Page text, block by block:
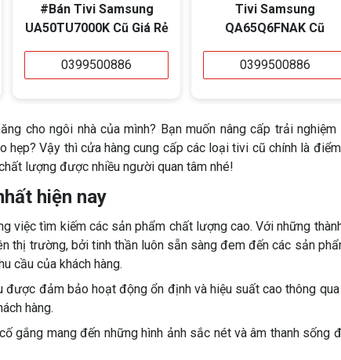
#Bán Tivi Samsung
UA50TU7000K Cũ Giá Rẻ
0399500886
Tivi Samsung
QA65Q6FNAK Cũ
0399500886
cho ngôi nhà của mình? Bạn muốn nâng cấp trải nghiệm
hẹp? Vậy thì cửa hàng cung cấp các loại tivi cũ chính là
lượng được nhiều người quan tâm nhé!
hiện nay
việc tìm kiếm các sản phẩm chất lượng cao. Với những
thị trường, bởi tinh thần luôn sẵn sàng đem đến các sản
cầu của khách hàng.
đảm bảo hoạt động ổn định và hiệu suất cao thông
hàng.
gắng mang đến những hình ảnh sắc nét và âm thanh sống